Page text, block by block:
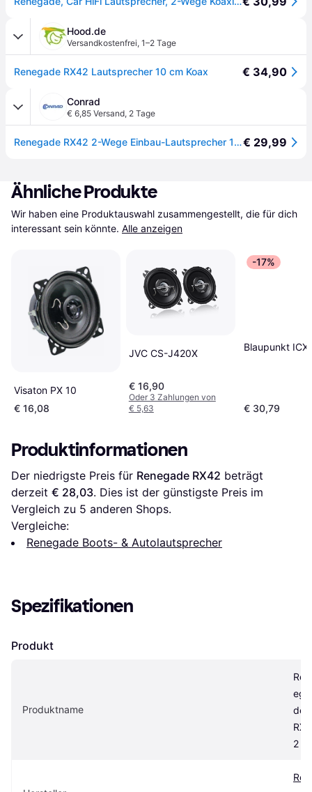
Hood.de
Versandkostenfrei, 1–2 Tage
Renegade RX42 Lautsprecher 10 cm Koax € 34,90
Conrad
€ 6,85 Versand, 2 Tage
Renegade RX42 2-Wege Einbau-Lautsprecher 120 W Inhalt: 1 Paar - []€ 29,99
Ähnliche Produkte
Wir haben eine Produktauswahl zusammengestellt, die für dich
interessant sein könnte. Alle anzeigen
Visaton PX 10
€ 16,08
JVC CS-J420X
€ 16,90
Oder 3 Zahlungen von
€ 5,63
-17%
Blaupunkt
€ 30,79
Produktinformationen
Der niedrigste Preis für Renegade RX42 beträgt
derzeit € 28,03. Dies ist der günstigste Preis im
Vergleich zu 5 anderen Shops.
Vergleiche:
Renegade Boots- & Autolautsprecher
Spezifikationen
Produkt
Produktname
Ren
ega
de
RX4
2
Ren